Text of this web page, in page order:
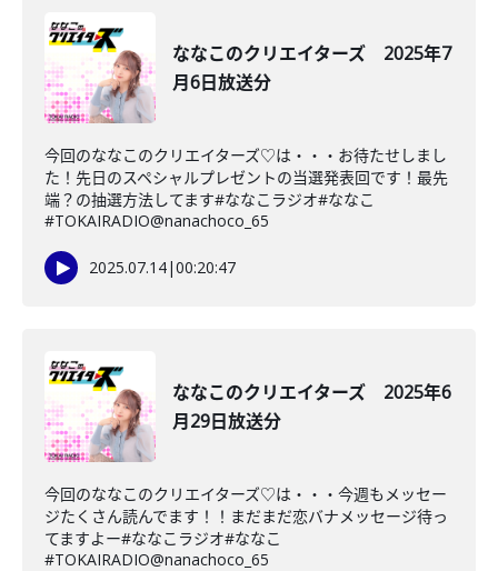
ななこのクリエイターズ 2025年7
月6日放送分
今回のななこのクリエイターズ♡は・・・お待たせしまし
た！先日のスペシャルプレゼントの当選発表回です！最先
端？の抽選方法してます#ななこラジオ#ななこ
#TOKAIRADIO@nanachoco_65
2025.07.14|00:20:47
ななこのクリエイターズ 2025年6
月29日放送分
今回のななこのクリエイターズ♡は・・・今週もメッセー
ジたくさん読んでます！！まだまだ恋バナメッセージ待っ
てますよー#ななこラジオ#ななこ
#TOKAIRADIO@nanachoco_65